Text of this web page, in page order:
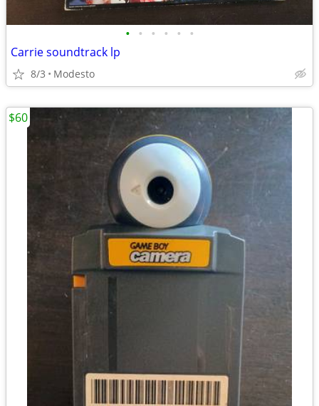
• • • • • •
Carrie soundtrack lp
8/3 Modesto
$60